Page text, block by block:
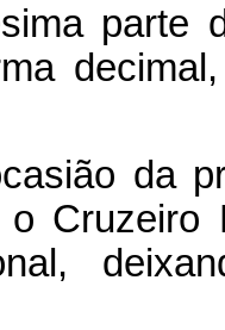
parte
da
Cruzeiro